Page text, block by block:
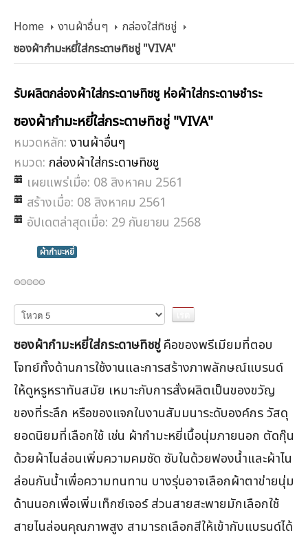
Home งานผ้าอื่นๆ
กล่องใส่ทิชชู่
ซองผ้ากำมะหยี่ใส่กระดาษทิชชู่ "VIVA"
รับผลิตกล่องผ้าใส่กระดาษทิชชู ห่อผ้าใส่กระดาษชำระ
ซองผ้ากำมะหยี่ใส่กระดาษทิชชู่ "VIVA"
หมวดหลัก: งานผ้าอื่นๆ
หมวด: กล่องผ้าใส่กระดาษทิชชู
เผยแพร่เมื่อ: 08 สิงหาคม 2561
สร้างเมื่อ: 08 สิงหาคม 2561
อัปเดตล่าสุดเมื่อ: 29 กันยายน 2568
ผ้ากำมะหยี่
กรุณา
ให้
ซองผ้ากำมะหยี่ใส่กระดาษทิชชู่คือของพรีเมียมที่ตอบ
โจทย์ทั้งด้านการใช้งานและการสร้างภาพลักษณ์แบรนด์
ให้ดูหรูหราทันสมัย เหมาะกับการสั่งผลิตเป็นของขวัญ
ของที่ระลึก หรือของแจกในงานสัมมนาระดับองค์กร วัสดุ
ยอดนิยมที่เลือกใช้ เช่น ผ้ากำมะหยี่เนื้อนุ่มภายนอก ตัดกุ๊น
ด้วยผ้าไนล่อนเพิ่มความคมชัด ซับในด้วยฟองน้ำและผ้าไน
ล่อนกันน้ำเพื่อความทนทาน บางรุ่นอาจเลือกผ้าตาข่ายนุ่ม
ด้านนอกเพื่อเพิ่มเท็กซ์เจอร์ ส่วนสายสะพายมักเลือกใช้
สายไนล่อนคุณภาพสูง สามารถเลือกสีให้เข้ากับแบรนด์ได้